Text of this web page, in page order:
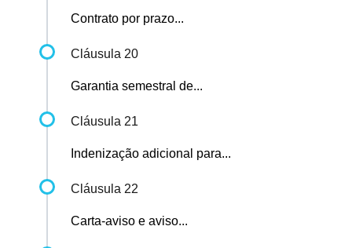
Contrato por prazo...
Cláusula 20
Garantia semestral de...
Cláusula 21
Indenização adicional para...
Cláusula 22
Carta-aviso e aviso...